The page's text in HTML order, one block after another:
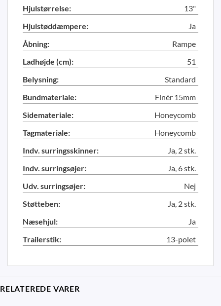
Hjulstørrelse:
13"
Hjulstøddæmpere:
Ja
Åbning:
Rampe
Ladhøjde (cm):
51
Belysning:
Standard
Bundmateriale:
Finér 15mm
Sidemateriale:
Honeycomb
Tagmateriale:
Honeycomb
Indv. surringsskinner:
Ja, 2 stk.
Indv. surringsøjer:
Ja, 6 stk.
Udv. surringsøjer:
Nej
Støtteben:
Ja, 2 stk.
Næsehjul:
Ja
Trailerstik:
13-polet
RELATEREDE VARER